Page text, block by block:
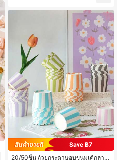
Save ฿7
20/50ชิ้น ถ้วยกระดาษอบขนมเค้กลาย